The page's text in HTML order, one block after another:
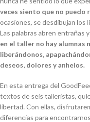
veces siento que no puedo
ocasiones, se desdibujan los
Las palabras abren entrañas
en el taller no hay
liberándonos,
deseos, dolores y anhelos.
En esta entrega del
textos de seis talleristas,
libertad. Con ellas,
diferencias para